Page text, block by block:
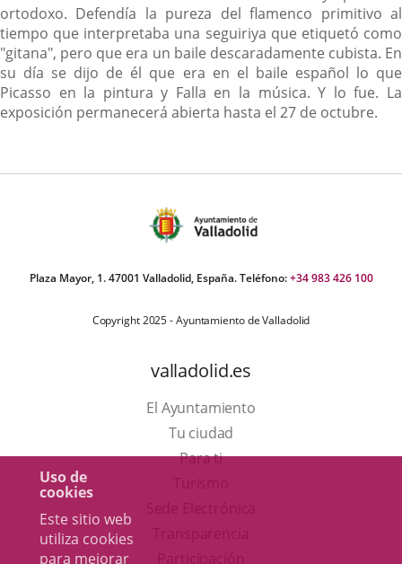
Uso de
cookies
Este sitio web
utiliza cookies
para mejorar
ortodoxo. Defendía la pureza del flamenco primitivo al
tiempo que interpretaba una seguiriya que etiquetó como
"gitana", pero que era un baile descaradamente cubista. En
su día se dijo de él que era en el baile español lo que
Picasso en la pintura y Falla en la música. Y lo fue. La
exposición permanecerá abierta hasta el 27 de octubre.
Plaza Mayor, 1. 47001 Valladolid, España. Teléfono:+34 983 426 100
Copyright 2025 - Ayuntamiento de Valladolid
valladolid.es
El Ayuntamiento
Tu ciudad
Para ti